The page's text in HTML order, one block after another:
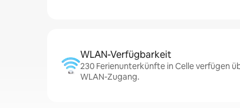
WLAN-Verfügbarkeit
230 Ferienunterkünfte in Celle verfügen
WLAN-Zugang.